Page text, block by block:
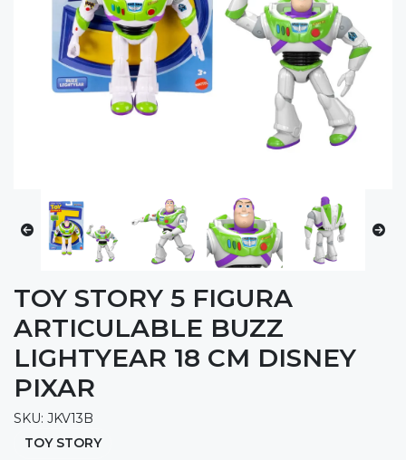
TOY STORY 5 FIGURA
ARTICULABLE BUZZ
LIGHTYEAR 18 CM DISNEY
PIXAR
SKU: JKV13B
TOY STORY